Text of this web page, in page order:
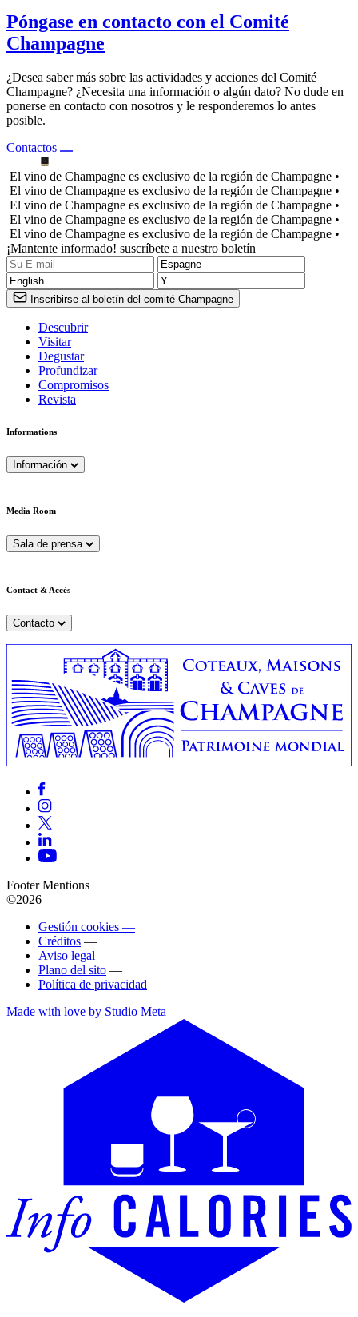
Póngase en contacto con el Comité
Champagne
¿Desea saber más sobre las actividades y acciones del Comité
Champagne? ¿Necesita una información o algún dato? No dude en
ponerse en contacto con nosotros y le responderemos lo antes
posible.
Contactos
El vino de Champagne es exclusivo de la región de Champagne •
El vino de Champagne es exclusivo de la región de Champagne •
El vino de Champagne es exclusivo de la región de Champagne •
El vino de Champagne es exclusivo de la región de Champagne •
El vino de Champagne es exclusivo de la región de Champagne •
¡Mantente informado! suscríbete a nuestro boletín
Inscribirse al boletín del comité Champagne
Descubrir
Visitar
Degustar
Profundizar
Compromisos
Revista
Informations
Información
Media Room
Sala de prensa
Contact & Accès
Contacto
Footer Mentions
©2026
Gestión cookies —
Créditos —
Aviso legal —
Plano del sito —
Política de privacidad
Made with love by Studio Meta